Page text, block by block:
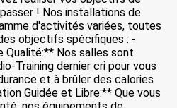
! Nos installations de
d'activités variées, toutes
objectifs spécifiques : -
Qualité:** Nos salles sont
Training dernier cri pour vous
et à brûler des calories
Guidée et Libre:** Que vous